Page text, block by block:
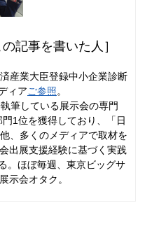
記事を書いた人］
産業大臣登録中小企業診断
ィアご参照。
筆している展示会の専門
1位を獲得しており、「日
、多くのメディアで取材を
出展支援経験に基づく実践
。ほぼ毎週、東京ビッグサ
示会オタク。